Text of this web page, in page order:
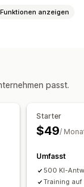
Rabatte
Funktionen anzeigen
passt.
Starter
$49/
Umfasst
500 KI-
Training